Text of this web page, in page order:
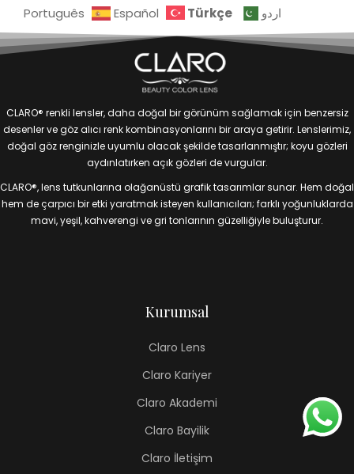
Português
Español Türkçe اردو
CLARO® renkli lensler, daha doğal bir görünüm sağlamak için benzersiz
desenler ve göz alıcı renk kombinasyonlarını bir araya getirir. Lenslerimiz,
doğal göz renginizle uyumlu olacak şekilde tasarlanmıştır; koyu gözleri
aydınlatırken açık gözleri de vurgular.
CLARO®, lens tutkunlarına olağanüstü grafik tasarımlar sunar. Hem doğal
hem de çarpıcı bir etki yaratmak isteyen kullanıcıları; farklı yoğunluklarda
mavi, yeşil, kahverengi ve gri tonlarının güzelliğiyle buluşturur.
Kurumsal
Claro Lens
Claro Kariyer
Claro Akademi
Claro Bayilik
Claro İletişim